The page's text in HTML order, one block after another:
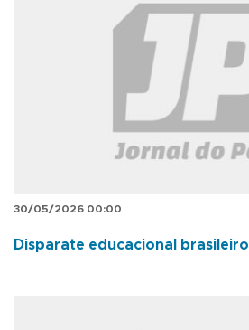
30/05/2026 00:00
Disparate educacional brasileiro